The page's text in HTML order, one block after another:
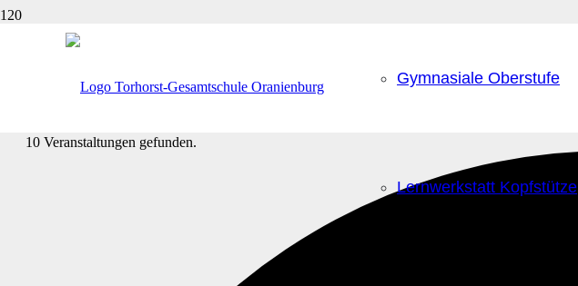
Gymnasiale Oberstufe
Lernwerkstatt Kopfstütze
10 Veranstaltungen gefunden.